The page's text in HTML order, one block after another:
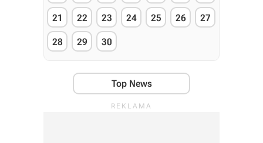
21 22 23 24 25 26 27
28 29 30
Top News